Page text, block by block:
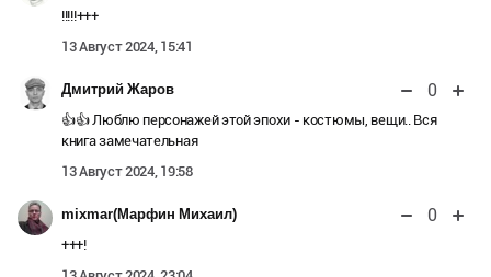
!!!!!+++
13 Август 2024, 15:41
Дмитрий Жаров 0
👍👍 Люблю персонажей этой эпохи - костюмы, вещи.. Вся
книга замечательная
13 Август 2024, 19:58
mixmar(Марфин Михаил) 0
+++!